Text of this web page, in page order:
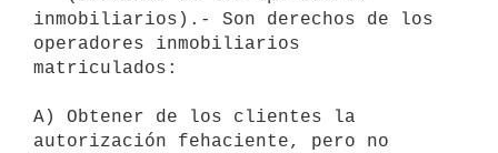
inmobiliarios).- Son derechos de los
operadores inmobiliarios
matriculados:
A) Obtener de los clientes la
autorización fehaciente, pero no